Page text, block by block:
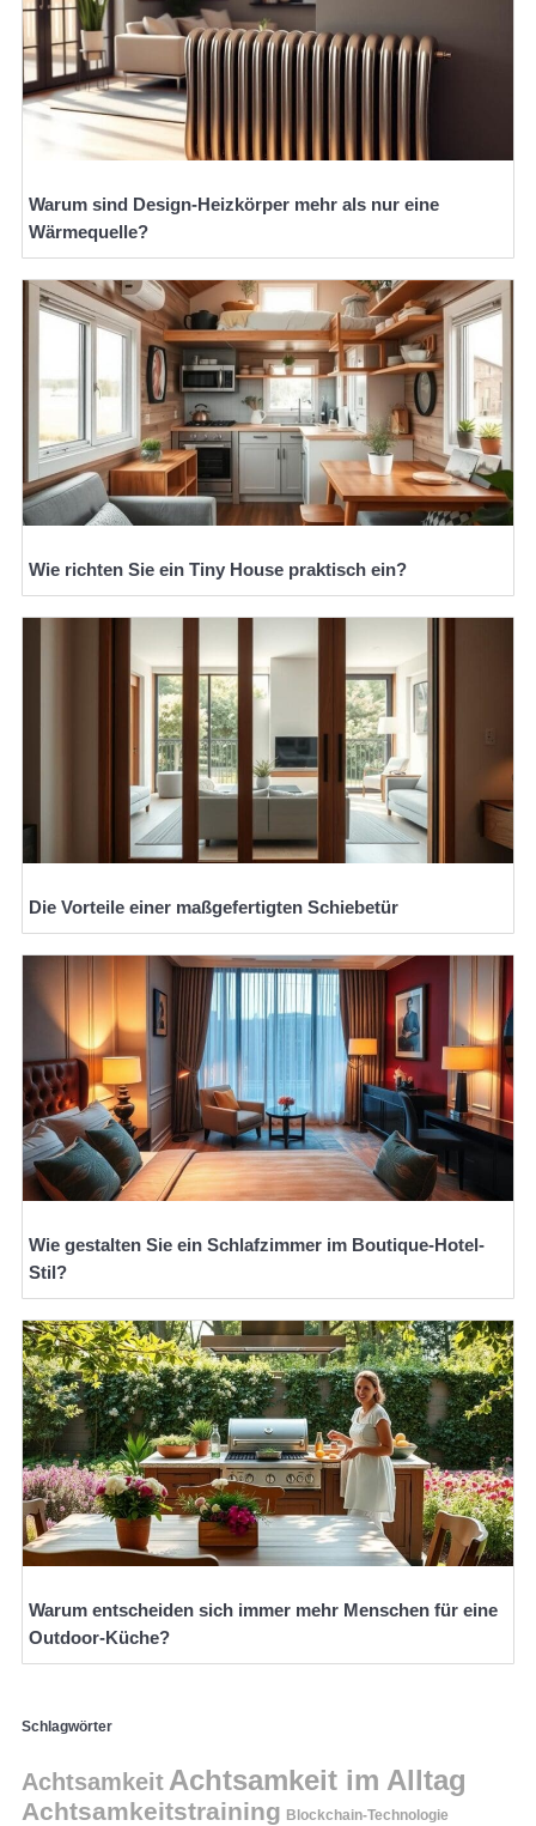
Warum sind Design-Heizkörper mehr als nur eine
Wärmequelle?
Wie richten Sie ein Tiny House praktisch ein?
Die Vorteile einer maßgefertigten Schiebetür
Wie gestalten Sie ein Schlafzimmer im Boutique-Hotel-
Stil?
Warum entscheiden sich immer mehr Menschen für eine
Outdoor-Küche?
Schlagwörter
Achtsamkeit Achtsamkeit im Alltag
Achtsamkeitstraining Blockchain-Technologie